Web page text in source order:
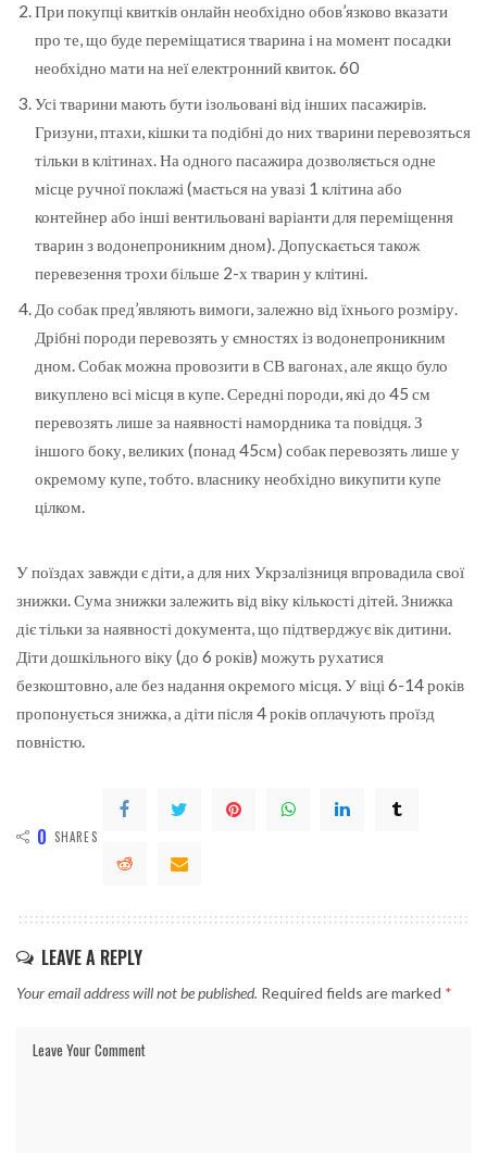
При покупці квитків онлайн необхідно обов’язково вказати
про те, що буде переміщатися тварина і на момент посадки
необхідно мати на неї електронний квиток. 60
Усі тварини мають бути ізольовані від інших пасажирів.
Гризуни, птахи, кішки та подібні до них тварини перевозяться
тільки в клітинах. На одного пасажира дозволяється одне
місце ручної поклажі (мається на увазі 1 клітина або
контейнер або інші вентильовані варіанти для переміщення
тварин з водонепроникним дном). Допускається також
перевезення трохи більше 2-х тварин у клітині.
До собак пред’являють вимоги, залежно від їхнього розміру.
Дрібні породи перевозять у ємностях із водонепроникним
дном. Собак можна провозити в СВ вагонах, але якщо було
викуплено всі місця в купе. Середні породи, які до 45 см
перевозять лише за наявності намордника та повідця. З
іншого боку, великих (понад 45см) собак перевозять лише у
окремому купе, тобто. власнику необхідно викупити купе
цілком.
У поїздах завжди є діти, а для них Укрзалізниця впровадила свої
знижки. Сума знижки залежить від віку кількості дітей. Знижка
діє тільки за наявності документа, що підтверджує вік дитини.
Діти дошкільного віку (до 6 років) можуть рухатися
безкоштовно, але без надання окремого місця. У віці 6-14 років
пропонується знижка, а діти після 4 років оплачують проїзд
повністю.
0 SHARES
LEAVE A REPLY
Your email address will not be published. Required fields are marked *